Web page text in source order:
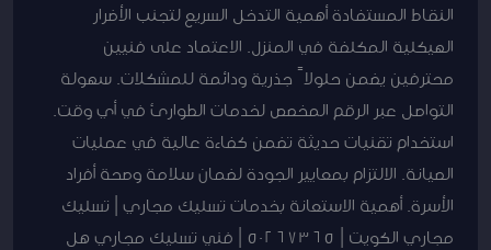
النقاط المستفادة أهمية التدخل السريع لتجنب الأضرار
الهيكلية المكلفة في المنزل. الاعتماد على فنيين
محترفين يضمن حلولاً جذرية ودائمة للمشكلات. سهولة
التواصل عبر الرقم المخصص لخدمات الطوارئ في أي وقت.
استخدام تقنيات حديثة تضمن كفاءة عالية في عمليات
الصيانة. الالتزام بمعايير الجودة لضمان سلامة وصحة أفراد
الأسرة. أهمية الاستعانة بخدمات تسليك مجاري | تسليك
مجاري الكويت | 50267365 | فني تسليك مجاري هل